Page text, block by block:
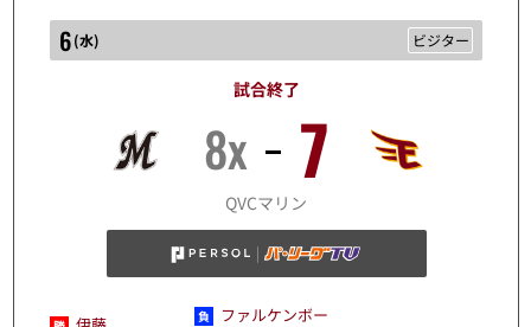
8/6
6(水) ビジター
試合終了
8x 7
QVCマリン
ファルケンボー